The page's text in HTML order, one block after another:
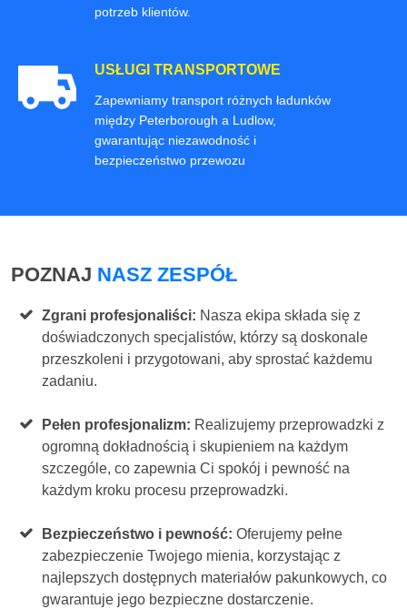
potrzeb klientów.
USŁUGI TRANSPORTOWE
Zapewniamy transport różnych ładunków
między Peterborough a Ludlow,
gwarantując niezawodność i
bezpieczeństwo przewozu
POZNAJ NASZ ZESPÓŁ
Zgrani profesjonaliści: Nasza ekipa składa się z
doświadczonych specjalistów, którzy są doskonale
przeszkoleni i przygotowani, aby sprostać każdemu
zadaniu.
Pełen profesjonalizm: Realizujemy przeprowadzki z
ogromną dokładnością i skupieniem na każdym
szczególe, co zapewnia Ci spokój i pewność na
każdym kroku procesu przeprowadzki.
Bezpieczeństwo i pewność:Oferujemy pełne
zabezpieczenie Twojego mienia, korzystając z
najlepszych dostępnych materiałów pakunkowych, co
gwarantuje jego bezpieczne dostarczenie.